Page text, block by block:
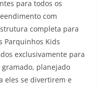
para todos os
com
completa para
Parquinhos Kids
exclusivamente para
gramado, planejado
eles se divertirem e